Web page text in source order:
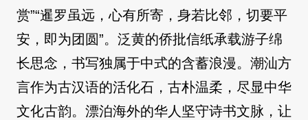
赏”“暹罗虽远，心有所寄，身若比邻，切要平
安，即为团圆”。泛黄的侨批信纸承载游子绵
长思念，书写独属于中式的含蓄浪漫。潮汕方
言作为古汉语的活化石，古朴温柔，尽显中华
文化古韵。漂泊海外的华人坚守诗书文脉，让